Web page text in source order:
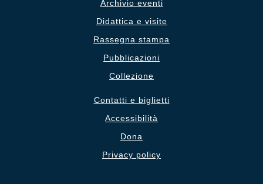
Archivio eventi
Didattica e visite
Rassegna stampa
Pubblicazioni
Collezione
Contatti e biglietti
Accessibilità
Dona
Privacy policy